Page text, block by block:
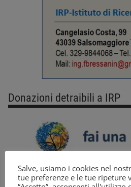
Donazioni detraibili a IRP
Salve, usiamo i cookies nel
tue preferenze e le tue ripeture